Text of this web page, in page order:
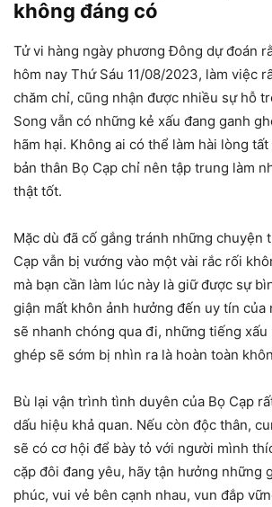
không đáng có
Tử vi hàng ngày phương Đông dự đoán
hôm nay Thứ Sáu 11/08/2023, làm việc
chăm chỉ, cũng nhận được nhiều sự hỗ
Song vẫn có những kẻ xấu đang ganh
hãm hại. Không ai có thể làm hài lòng
bản thân Bọ Cạp chỉ nên tập trung làm
thật tốt.
Mặc dù đã cố gắng tránh những chuyện
Cạp vẫn bị vướng vào một vài rắc rối
mà bạn cần làm lúc này là giữ được sự
giận mất khôn ảnh hưởng đến uy tín của
sẽ nhanh chóng qua đi, những tiếng xấu
ghép sẽ sớm bị nhìn ra là hoàn toàn
Bù lại vận trình tình duyên của Bọ Cạp
dấu hiệu khả quan. Nếu còn độc thân,
sẽ có cơ hội để bày tỏ với người mình
cặp đôi đang yêu, hãy tận hưởng những
phúc, vui vẻ bên cạnh nhau, vun đắp